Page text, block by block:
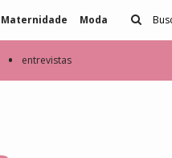
Maternidade Moda
• entrevistas